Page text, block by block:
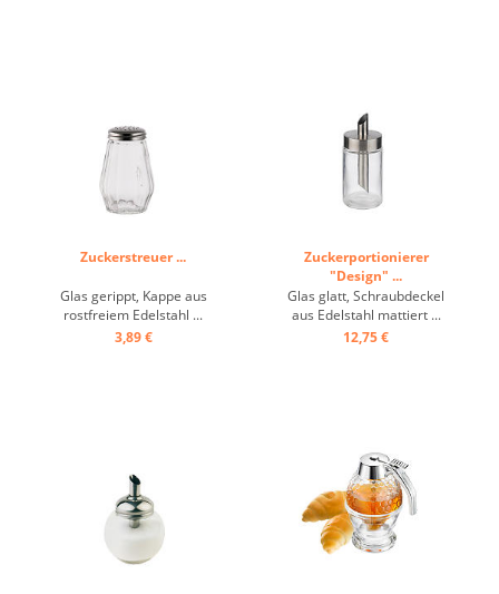
Zuckerstreuer ...
Glas gerippt, Kappe aus
rostfreiem Edelstahl ...
3,89 €
Zuckerportionierer
"Design" ...
Glas glatt, Schraubdeckel
aus Edelstahl mattiert ...
12,75 €